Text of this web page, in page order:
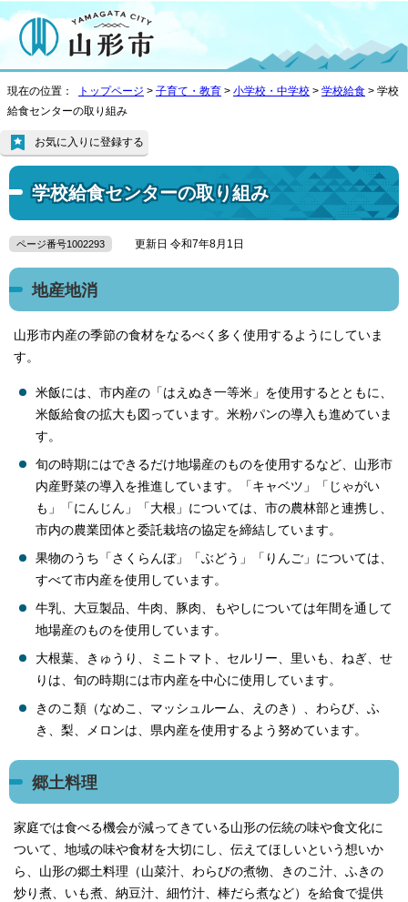
現在の位置： トップページ > 子育て・教育 > 小学校・中学校 > 学校給食 > 学校
給食センターの取り組み
学校給食センターの取り組み
お気に入りに登録する
ページ番号1002293 更新日 令和7年8月1日
地産地消
山形市内産の季節の食材をなるべく多く使用するようにしていま
す。
米飯には、市内産の「はえぬき一等米」を使用するとともに、
米飯給食の拡大も図っています。米粉パンの導入も進めていま
す。
旬の時期にはできるだけ地場産のものを使用するなど、山形市
内産野菜の導入を推進しています。「キャベツ」「じゃがい
も」「にんじん」「大根」については、市の農林部と連携し、
市内の農業団体と委託栽培の協定を締結しています。
果物のうち「さくらんぼ」「ぶどう」「りんご」については、
すべて市内産を使用しています。
牛乳、大豆製品、牛肉、豚肉、もやしについては年間を通して
地場産のものを使用しています。
大根葉、きゅうり、ミニトマト、セルリー、里いも、ねぎ、せ
りは、旬の時期には市内産を中心に使用しています。
きのこ類（なめこ、マッシュルーム、えのき）、わらび、ふ
き、梨、メロンは、県内産を使用するよう努めています。
郷土料理
家庭では食べる機会が減ってきている山形の伝統の味や食文化に
ついて、地域の味や食材を大切にし、伝えてほしいという想いか
ら、山形の郷土料理（山菜汁、わらびの煮物、きのこ汁、ふきの
炒り煮、いも煮、納豆汁、細竹汁、棒だら煮など）を給食で提供